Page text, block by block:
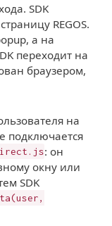
SDK
REGOS.
а на
переходит на
браузером,
на
подключается
: он
окну или
SDK